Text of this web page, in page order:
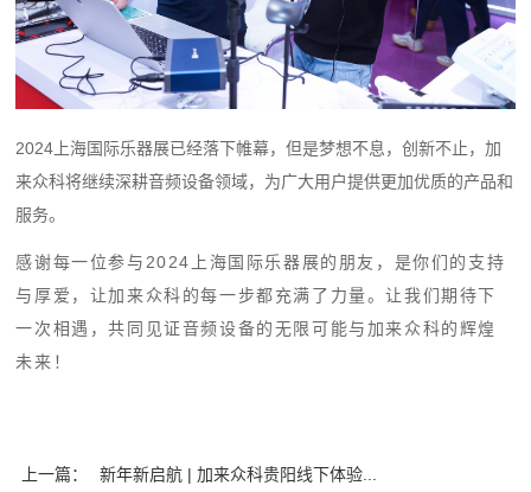
2024上海国际乐器展已经落下帷幕，但是梦想不息，创新不止，加
来众科将继续深耕音频设备领域，为广大用户提供更加优质的产品和
服务。
感谢每一位参与2024上海国际乐器展的朋友，是你们的支持
与厚爱，让加来众科的每一步都充满了力量。让我们期待下
一次相遇，共同见证音频设备的无限可能与加来众科的辉煌
未来！
上一篇：
新年新启航 | 加来众科贵阳线下体验...